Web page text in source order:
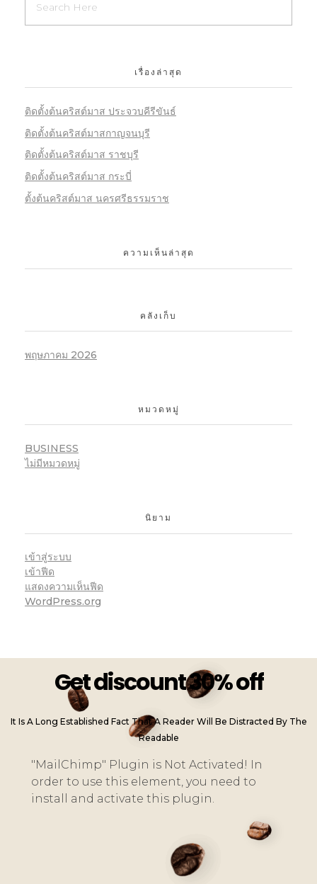
เรื่องล่าสุด
ติดตั้งต้นคริสต์มาส ประจวบคีรีขันธ์
ติดตั้งต้นคริสต์มาสกาญจนบุรี
ติดตั้งต้นคริสต์มาส ราชบุรี
ติดตั้งต้นคริสต์มาส กระบี่
ตั้งต้นคริสต์มาส นครศรีธรรมราช
ความเห็นล่าสุด
คลังเก็บ
พฤษภาคม 2026
หมวดหมู่
BUSINESS
ไม่มีหมวดหมู่
นิยาม
เข้าสู่ระบบ
เข้าฟีด
แสดงความเห็นฟีด
WordPress.org
Get discount 30% off
It Is A Long Established Fact That A Reader Will Be Distracted By The
Readable
"MailChimp" Plugin is Not Activated!
In
order to use this element, you need to
install and activate this plugin.